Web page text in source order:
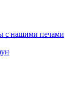
с нашими печами